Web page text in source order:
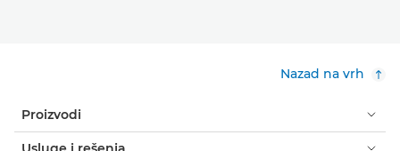
Nazad na vrh
Proizvodi